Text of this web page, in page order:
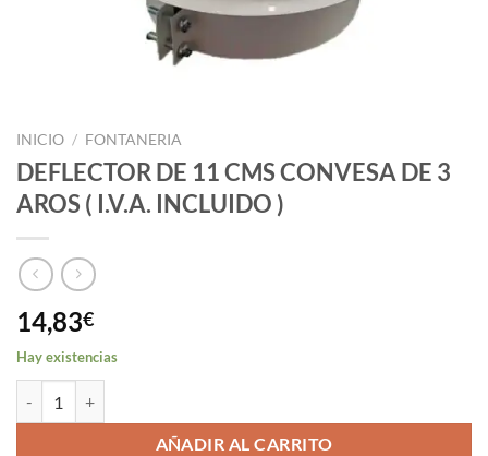
INICIO / FONTANERIA
DEFLECTOR DE 11 CMS CONVESA DE 3
AROS ( I.V.A. INCLUIDO )
14,83€
Hay existencias
AÑADIR AL CARRITO